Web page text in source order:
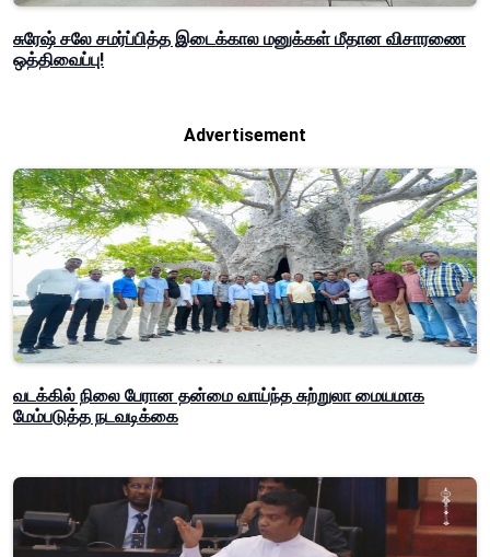
சுரேஷ் சலே சமர்ப்பித்த இடைக்கால மனுக்கள் மீதான விசாரணை
ஒத்திவைப்பு!
Advertisement
வடக்கில் நிலை பேரான தன்மை வாய்ந்த சுற்றுலா மையமாக
மேம்படுத்த நடவடிக்கை